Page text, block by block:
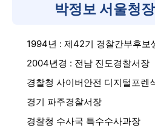
박정보 서울청
1994년 : 제42기 경찰간부후보
2004년경 : 전남 진도경찰서장
경찰청 사이버안전 디지털포렌
경기 파주경찰서장
경찰청 수사국 특수수사과장